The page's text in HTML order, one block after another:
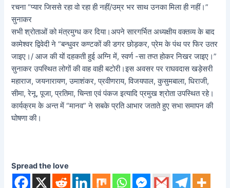
रचना “प्यार जिससे रहा वो रहा ही नहीं/उम्र भर साथ उनका मिला ही नहीं।”
सुनाकर
सभी श्रोताओं को मंत्रमुग्ध कर दिया।अपने सारगर्भित अध्यक्षीय वक्तव्य के बाद
कामेश्वर द्विवेदी ने “बन्धुवर कण्टकों की डगर छोड़कर, प्रेम के पंथ पर फिर उतर
जाइए।/ आज की यों दहकती हुई अग्नि में, स्वर्ण -सा‌ तप्त‌ होकर निखर जाइए।”
सुनाकर उपस्थित लोगों की वाह वाही बटोरी।इस अवसर पर राघवदास खड़ेसरी‌
महाराज, जयनारायण, उमाशंकर, प्रवीणराय, विजयपाल, कुसुमबाला, धिराजी,
सीमा, रेनू, पूजा, प्रतिमा, चिन्ता एवं पंकज इत्यादि प्रमुख श्रोता उपस्थित ‌रहे।
कार्यक्रम के अन्त में “मानव‌” ने सबके‌ प्रति‌ आभार जताते हुए सभा समापन की‌
घोषणा ‌की।
Spread the love